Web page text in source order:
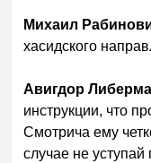
Михаил
хасидского
Авигдор
инструкции, что
Смотрича ему
случае не